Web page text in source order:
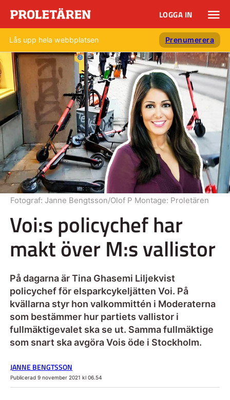
LOGGA IN
Lås upp hela webbplatsen Prenumerera
Voi:s policychef har
makt över M:s vallistor
På dagarna är Tina Ghasemi Liljekvist
policychef för elsparkcykeljätten Voi. På
kvällarna styr hon valkommittén i Moderaterna
som bestämmer hur partiets vallistor i
fullmäktigevalet ska se ut. Samma fullmäktige
som snart ska avgöra Vois öde i Stockholm.
Fotograf: Janne Bengtsson/Olof P Montage: Proletären
JANNE BENGTSSON
Publicerad 9 november 2021 kl 06.54